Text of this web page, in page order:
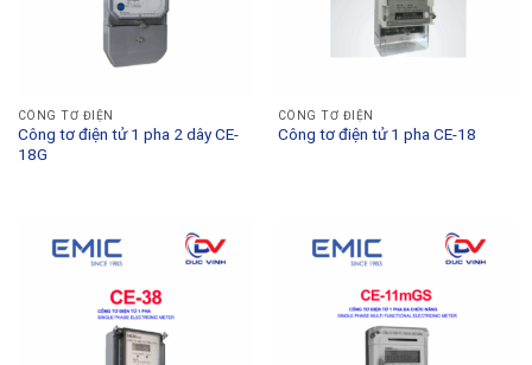
CÔNG TƠ ĐIỆN
Công tơ điện tử 1 pha 2 dây CE-
18G
CÔNG TƠ ĐIỆN
Công tơ điện tử 1 pha CE-18